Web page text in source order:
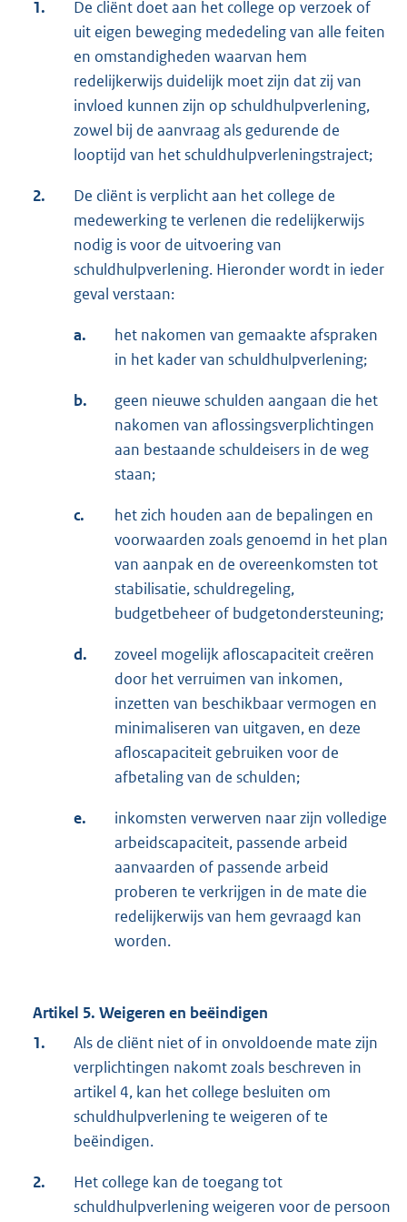
1.
De cliënt doet aan het college op verzoek of
uit eigen beweging mededeling van alle feiten
en omstandigheden waarvan hem
redelijkerwijs duidelijk moet zijn dat zij van
invloed kunnen zijn op schuldhulpverlening,
zowel bij de aanvraag als gedurende de
looptijd van het schuldhulpverleningstraject;
2.
De cliënt is verplicht aan het college de
medewerking te verlenen die redelijkerwijs
nodig is voor de uitvoering van
schuldhulpverlening. Hieronder wordt in ieder
geval verstaan:
a.
het nakomen van gemaakte afspraken
in het kader van schuldhulpverlening;
b.
geen nieuwe schulden aangaan die het
nakomen van aflossingsverplichtingen
aan bestaande schuldeisers in de weg
staan;
c.
het zich houden aan de bepalingen en
voorwaarden zoals genoemd in het plan
van aanpak en de overeenkomsten tot
stabilisatie, schuldregeling,
budgetbeheer of budgetondersteuning;
d.
zoveel mogelijk afloscapaciteit creëren
door het verruimen van inkomen,
inzetten van beschikbaar vermogen en
minimaliseren van uitgaven, en deze
afloscapaciteit gebruiken voor de
afbetaling van de schulden;
e.
inkomsten verwerven naar zijn volledige
arbeidscapaciteit, passende arbeid
aanvaarden of passende arbeid
proberen te verkrijgen in de mate die
redelijkerwijs van hem gevraagd kan
worden.
Artikel 5. Weigeren en beëindigen
1.
Als de cliënt niet of in onvoldoende mate zijn
verplichtingen nakomt zoals beschreven in
artikel 4, kan het college besluiten om
schuldhulpverlening te weigeren of te
beëindigen.
2.
Het college kan de toegang tot
schuldhulpverlening weigeren voor de persoon